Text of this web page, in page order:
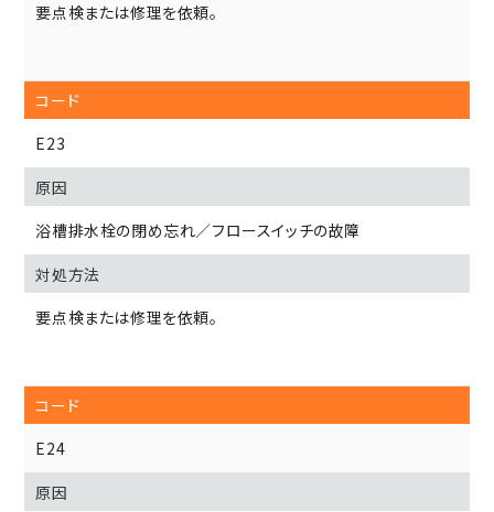
要点検または修理を依頼。
E23
浴槽排水栓の閉め忘れ／フロースイッチの故障
要点検または修理を依頼。
E24